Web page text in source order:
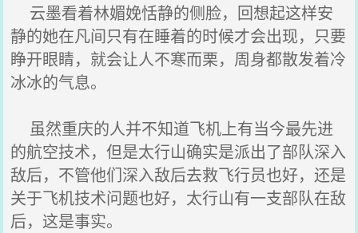
云墨看着林媚娩恬静的侧脸，回想起这样安
静的她在凡间只有在睡着的时候才会出现，只要
睁开眼睛，就会让人不寒而栗，周身都散发着冷
冰冰的气息。
虽然重庆的人并不知道飞机上有当今最先进
的航空技术，但是太行山确实是派出了部队深入
敌后，不管他们深入敌后去救飞行员也好，还是
关于飞机技术问题也好，太行山有一支部队在敌
后，这是事实。